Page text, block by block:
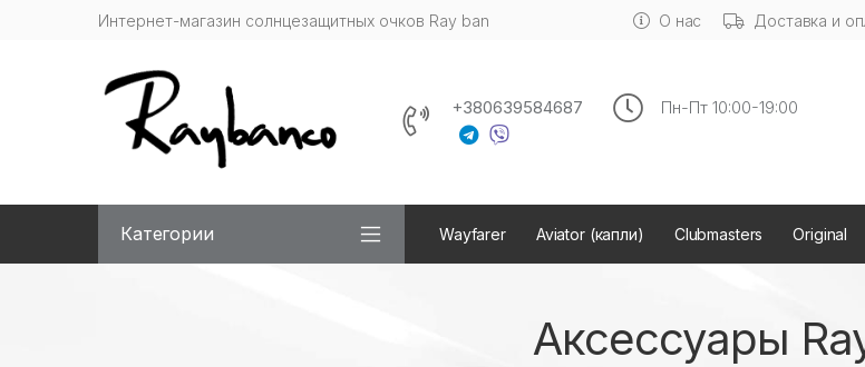
Интернет-магазин солнцезащитных очков Ray ban О нас Доставка и
+380639584687 Пн-Пт 10:00-19:00
Категории Wayfarer Aviator (капли) Clubmasters Original
Аксессуары